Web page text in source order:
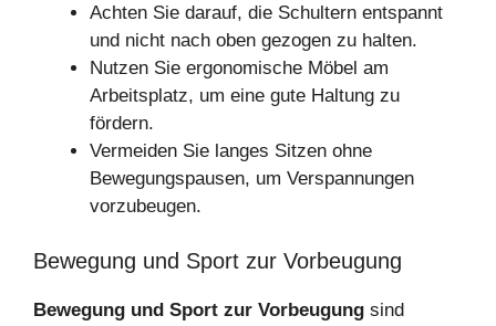
Achten Sie darauf, die Schultern entspannt
und nicht nach oben gezogen zu halten.
Nutzen Sie ergonomische Möbel am
Arbeitsplatz, um eine gute Haltung zu
fördern.
Vermeiden Sie langes Sitzen ohne
Bewegungspausen, um Verspannungen
vorzubeugen.
Bewegung und Sport zur Vorbeugung
Bewegung und Sport zur Vorbeugung sind